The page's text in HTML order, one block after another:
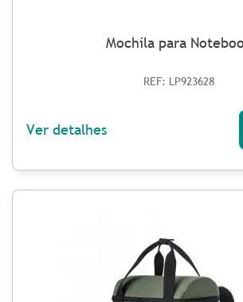
Mochila para
REF: LP923628
Ver detalhes